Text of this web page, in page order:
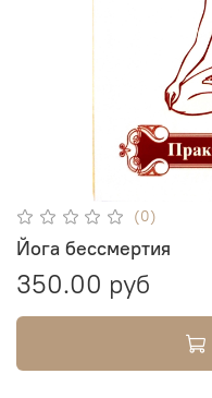
(0)
Йога бессмертия
350.00 руб